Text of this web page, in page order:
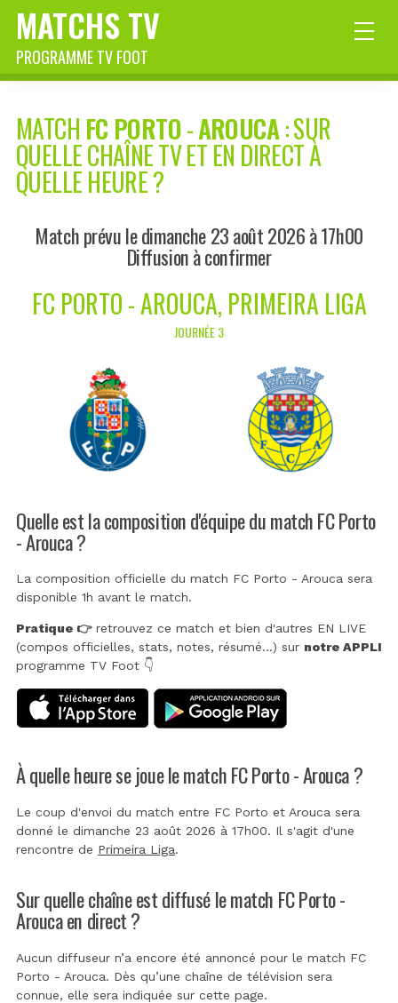
MATCHS TV
PROGRAMME TV FOOT
MATCH FC PORTO-AROUCA: SUR
QUELLE CHAÎNE TV ET EN DIRECT À
QUELLE HEURE ?
Match prévu le dimanche 23 août 2026 à 17h00
Diffusion à confirmer
FC PORTO - AROUCA, PRIMEIRA LIGA
JOURNÉE 3
Quelle est la composition d'équipe du match FC Porto
- Arouca ?
La composition officielle du match FC Porto - Arouca sera
disponible 1h avant le match.
Pratique 👉retrouvez ce match et bien d'autres EN LIVE
(compos officielles, stats, notes, résumé...) sur notre APPLI
programme TV Foot 👇
À quelle heure se joue le match FC Porto - Arouca ?
Le coup d'envoi du match entre FC Porto et Arouca sera
donné le dimanche 23 août 2026 à 17h00. Il s'agit d'une
rencontre de Primeira Liga.
Sur quelle chaîne est diffusé le match FC Porto -
Arouca en direct ?
Aucun diffuseur n’a encore été annoncé pour le match FC
Porto - Arouca. Dès qu’une chaîne de télévision sera
connue, elle sera indiquée sur cette page.